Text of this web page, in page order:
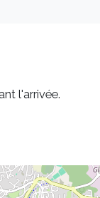
l'arrivée.